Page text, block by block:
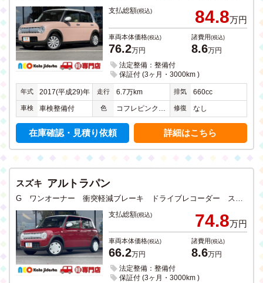
支払総額(税込) 84.8万円
車両本体価格(税込)
76.2万円
諸費用(税込)
8.6万円
法定整備：整備付
保証付 (3ヶ月・3000km )
年式 2017(平成29)年 走行 6.7万km 排気 660cc
車検 車検整備付 色 コフレピンクパールメタリックＩＩ 修復 なし
在庫確認・見積り依頼 詳細はこちら
スズキ アルトラパン
支払総額(税込) 74.8万円
車両本体価格(税込)
66.2万円
諸費用(税込)
8.6万円
法定整備：整備付
保証付 (3ヶ月・3000km )